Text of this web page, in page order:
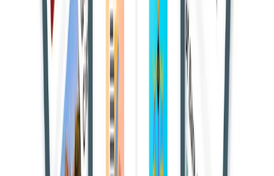
विवाह को समाप्त करने का आदेश दिया। अदालत ने कहा कि परिस्थितियाँ
ऐसी हैं कि दोनों पक्षों को साथ रहने के लिए मजबूर करना स्वयं में “क्रूरता”
मामले की पृष्ठभूमि
यह मामला पति-पत्नी के बीच विवाह विच्छेद से जुड़ा था, जिसमें पत्नी ने
हिंदू विवाह अधिनियम, 1955 की
के तहत तलाक की मांग की
थी। दोनों का विवाह वर्ष 2010 में हुआ था और बाद में वे विदेश में रहने